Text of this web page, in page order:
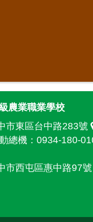
農業職業學校
市東區台中路283號
總機：0934-180-
市西屯區惠中路97